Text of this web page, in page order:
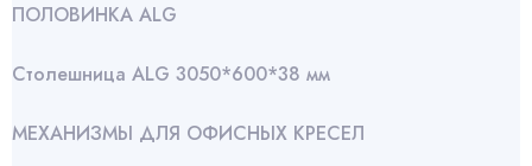
ПОЛОВИНКА ALG
Столешница ALG 3050*600*38 мм
МЕХАНИЗМЫ ДЛЯ ОФИСНЫХ КРЕСЕЛ